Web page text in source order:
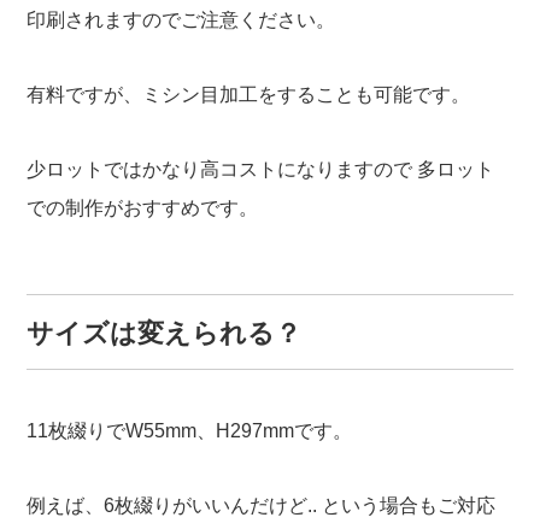
印刷されますのでご注意ください。
有料ですが、ミシン目加工をすることも可能です。
少ロットではかなり高コストになりますので 多ロット
での制作がおすすめです。
サイズは変えられる？
11枚綴りでW55mm、H297mmです。
例えば、6枚綴りがいいんだけど.. という場合もご対応